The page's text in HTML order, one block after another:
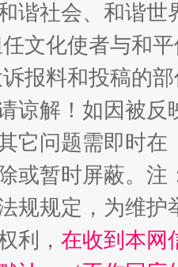
衣” 如何以
谐社会、和谐
文化使者与和
报料和投稿的
谅解！如因被
它问题需即时在
或暂时屏蔽。
规规定，为维
利， 在收到本网